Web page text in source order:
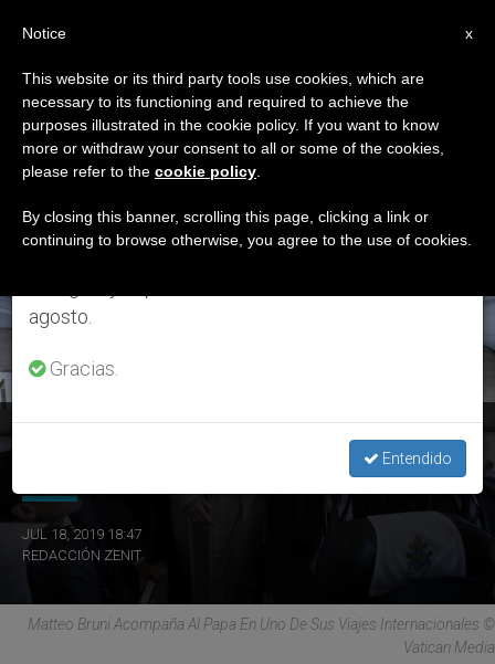
ETIQUETA
Posts Tagged ‘director
De Prensa’
ÚLTIMAS NOTICIAS
JUL 18, 2019 18:47
REDACCIÓN ZENIT
Matteo Bruni Acompaña Al Papa En Uno De Sus Viajes Internacionales ©
Vatican Media
×
Aviso importante
Del 27 de julio al 7 de agosto haremos la pausa
anual, aprovechando que en el periodo de verano
se generan menos informaciones y también el
agosto.
Gracias.
Entendido
x
Notice
This website or its third party tools use cookies, which are
necessary to its functioning and required to achieve the
purposes illustrated in the cookie policy. If you want to know
more or withdraw your consent to all or some of the cookies,
please refer to the cookie policy
By closing this banner, scrolling this page, clicking a link or
continuing to browse otherwise, you agree to the use of cookies.